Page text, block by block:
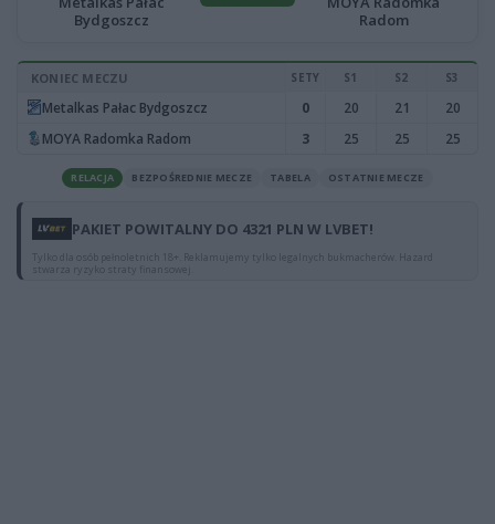
Bydgoszcz
Radom
KONIEC MECZU SETY S1 S2 S3
Metalkas Pałac Bydgoszcz 0 20 21
20
MOYA Radomka Radom
3 25 25 25
RELACJA BEZPOŚREDNIE MECZE TABELA OSTATNIE MECZE
PAKIET POWITALNY DO 4321 PLN W LVBET!
Tylko dla osób pełnoletnich 18+. Reklamujemy tylko legalnych bukmacherów. Hazard
stwarza ryzyko straty finansowej.